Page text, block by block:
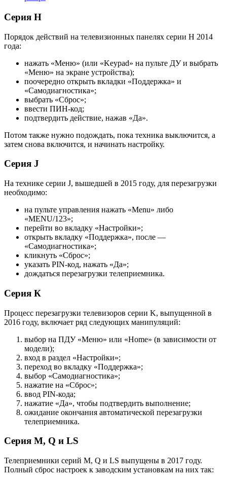
Серия H
Порядок действий на телевизионных панелях серии H 2014
года:
нажать «Меню» (или «Keypad» на пульте ДУ и выбрать
«Меню» на экране устройства);
поочередно открыть вкладки «Поддержка» и
«Самодиагностика»;
выбрать «Сброс»;
ввести ПИН-код;
подтвердить действие, нажав «Да».
Потом также нужно подождать, пока техника выключится, а
затем снова включится, и начинать настройку.
Серия J
На технике серии J, вышедшей в 2015 году, для перезагрузки
необходимо:
на пульте управления нажать «Menu» либо
«MENU/123»;
перейти во вкладку «Настройки»;
открыть вкладку «Поддержка», после —
«Самодиагностика»;
кликнуть «Сброс»;
указать PIN-код, нажать «Да»;
дождаться перезагрузки телеприемника.
Серия К
Процесс перезагрузки телевизоров серии K, выпущенной в
2016 году, включает ряд следующих манипуляций:
выбор на ПДУ «Меню» или «Home» (в зависимости от
модели);
вход в раздел «Настройки»;
переход во вкладку «Поддержка»;
выбор «Самодиагностика»;
нажатие на «Сброс»;
ввод PIN-кода;
нажатие «Да», чтобы подтвердить выполнение;
ожидание окончания автоматической перезагрузки
телеприемника.
Серия M, Q и LS
Телеприемники серий M, Q и LS выпущены в 2017 году.
Полный сброс настроек к заводским установкам на них так: